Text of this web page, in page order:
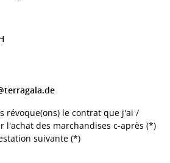
révoque(ons) le contrat que j'ai /
l'achat des marchandises c-après (*)
suivante (*)